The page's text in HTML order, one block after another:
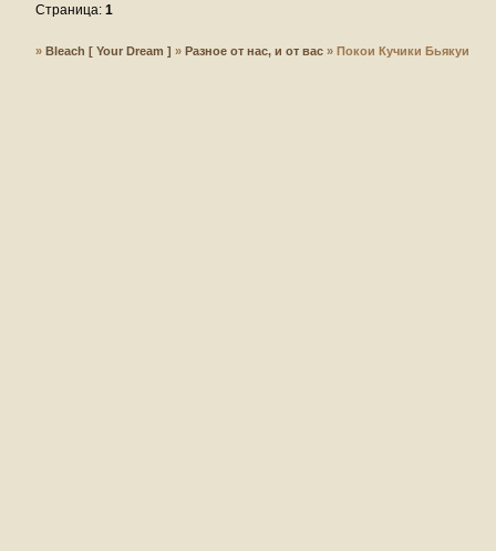
Страница:1
» Bleach [ Your Dream ] » Разное от нас, и от вас » Покои Кучики Бьякуи